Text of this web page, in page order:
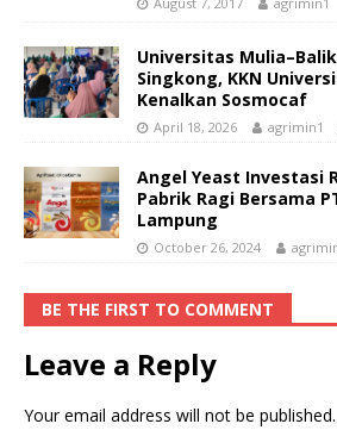
Universitas
Singkong, KKN
Kenalkan Sosmocaf
April 18, 2026 agrimin1
Angel Yeast Investasi
Pabrik Ragi Bersama
Lampung
October 26, 2024
BE THE FIRST TO COMMENT
Leave a Reply
Your email address will not be published.